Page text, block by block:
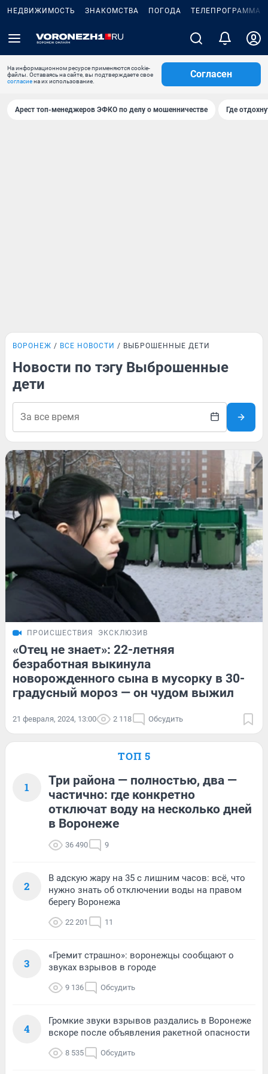
НЕДВИЖИМОСТЬ ЗНАКОМСТВА ПОГОДА ТЕЛЕПРОГРАММА
На информационном ресурсе применяются cookie-
файлы. Оставаясь на сайте, вы подтверждаете свое
согласиена их использование.
Согласен
Арест топ-менеджеров ЭФКО по делу о мошенничестве Где
ВОРОНЕЖ ВСЕ НОВОСТИ ВЫБРОШЕННЫЕ ДЕТИ
Новости по тэгу Выброшенные
дети
ПРОИСШЕСТВИЯ ЭКСКЛЮЗИВ
«Отец не знает»: 22-летняя
безработная выкинула
новорожденного сына в мусорку в 30-
градусный мороз — он чудом выжил
21 февраля, 2024, 13:00 2 118 Обсудить
ТОП 5
1
Три района — полностью, два —
частично: где конкретно
отключат воду на несколько дней
в Воронеже
36 490 9
2
В адскую жару на 35 с лишним часов: всё, что
нужно знать об отключении воды на правом
берегу Воронежа
22 201 11
3
«Гремит страшно»: воронежцы сообщают о
звуках взрывов в городе
9 136 Обсудить
4
Громкие звуки взрывов раздались в Воронеже
вскоре после объявления ракетной опасности
8 535 Обсудить